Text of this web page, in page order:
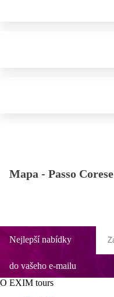
Mapa - Passo Corese
Nejlepší nabídky
do vašeho e-mailu
O EXIM tours